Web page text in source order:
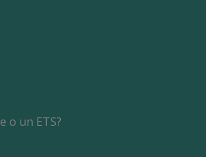
o un ETS?